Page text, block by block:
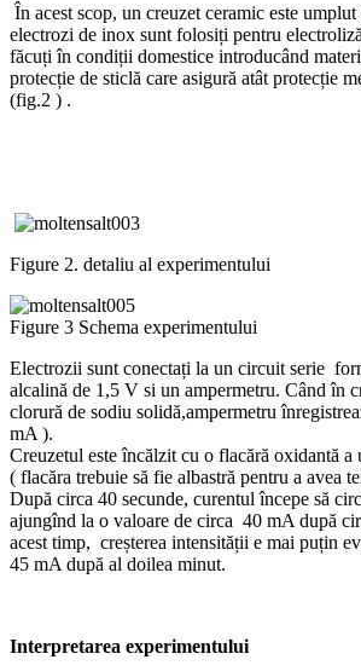
În acest scop, un creuzet ceramic este
electrozi de inox sunt folosiți pentru
făcuți în condiții domestice introducând
protecție de sticlă care asigură atât protecție
(fig.2 ) .
Figure 2. detaliu al experimentului
Figure 3 Schema experimentului
Electrozii sunt conectați la un circuit serie
alcalină de 1,5 V si un ampermetru. Când în
clorură de sodiu solidă,ampermetru
mA ).
Creuzetul este încălzit cu o flacără oxidantă a
( flacăra trebuie să fie albastră pentru a avea
După circa 40 secunde, curentul începe să
ajungînd la o valoare de circa 40 mA după
acest timp, creșterea intensității e mai puțin
45 mA după al doilea minut.
Interpretarea experimentului